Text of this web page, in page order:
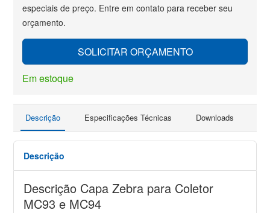
especiais de preço. Entre em contato para receber seu
orçamento.
SOLICITAR ORÇAMENTO
Em estoque
Descrição Especificações Técnicas Downloads
Descrição
Descrição Capa Zebra para Coletor
MC93 e MC94